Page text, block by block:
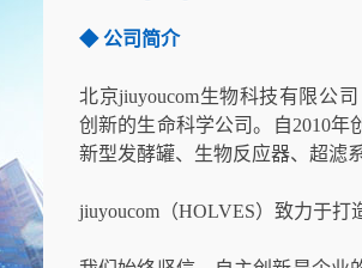
◆ 公司简介
北京jiuyoucom生物科技有限公
创新的生命科学公司。自2010
新型发酵罐、生物反应器、超滤
jiuyoucom（HOLVES）致力于打